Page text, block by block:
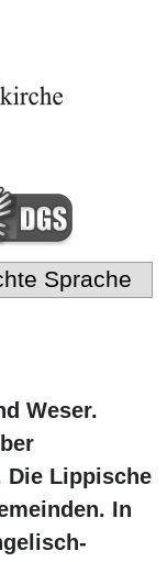
Sprache
Weser.
Die Lippische
In